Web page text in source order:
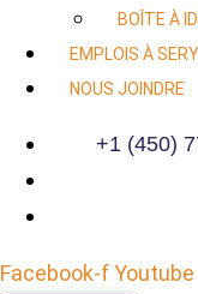
BOÎTE À
EMPLOIS À SERY…
NOUS JOINDRE
+1 (450)
Facebook-fYoutube